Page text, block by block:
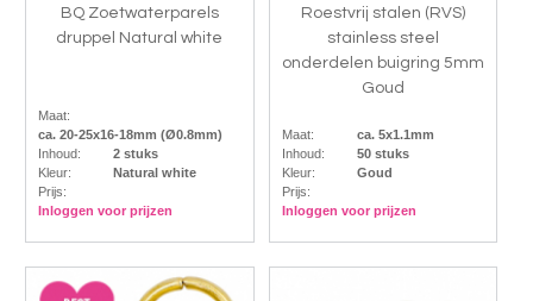
BQ Zoetwaterparels
druppel Natural white
Maat:
ca. 20-25x16-18mm (Ø0.8mm)
Inhoud:
2 stuks
Kleur:
Natural white
Prijs:
Inloggen voor prijzen
Roestvrij stalen (RVS)
stainless steel
onderdelen buigring 5mm
Goud
Maat:
ca. 5x1.1mm
Inhoud:
50 stuks
Kleur:
Goud
Prijs:
Inloggen voor prijzen